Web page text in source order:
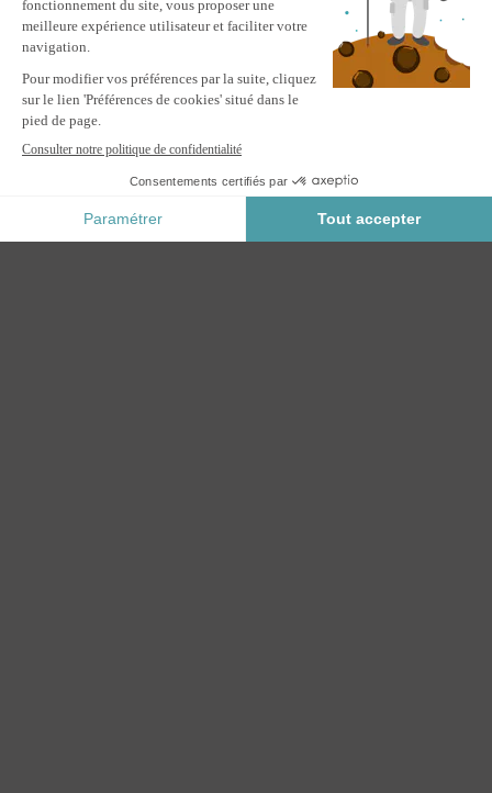
Lot de 2 stores pour pergola VADA en aluminium gris (RAL
7016) - H.250 x L.180 cm
M'ALERTER
Informez-moi du retour en stock de ce produit.
Paiement Sécurisé